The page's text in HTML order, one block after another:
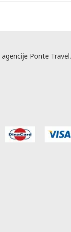
agencije Ponte Travel.